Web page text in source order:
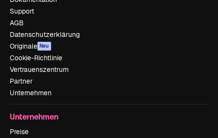
Support
AGB
Datenschutzerklärung
Originale Neu
Cookie-Richtlinie
Vertrauenszentrum
Partner
Unternehmen
Unternehmen
Preise